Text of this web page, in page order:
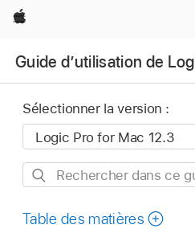
Apple
Guide d’utilisation de
Sélectionner la version :
Rechercher
ce
Table des matières